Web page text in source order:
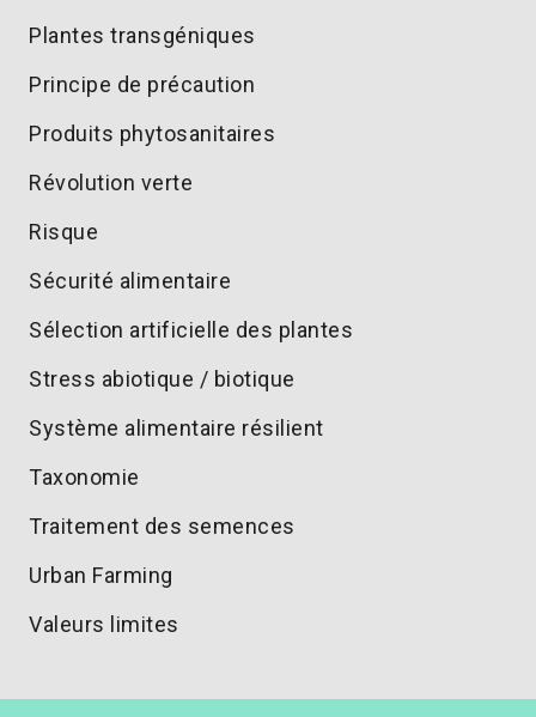
Plantes transgéniques
Principe de précaution
Produits phytosanitaires
Révolution verte
Risque
Sécurité alimentaire
Sélection artificielle des plantes
Stress abiotique / biotique
Système alimentaire résilient
Taxonomie
Traitement des semences
Urban Farming
Valeurs limites